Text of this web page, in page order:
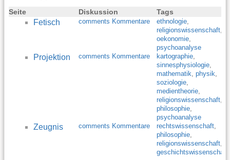
Seite Diskussion Tags
Fetisch comments Kommentare ethnologie,
religionswissenschaft,
oekonomie,
psychoanalyse
Projektion comments Kommentare kartographie,
sinnesphysiologie,
mathematik, physik,
soziologie,
medientheorie,
religionswissenschaft,
philosophie,
psychoanalyse
Zeugnis comments Kommentare rechtswissenschaft,
philosophie,
religionswissenschaft,
geschichtswissenschaft